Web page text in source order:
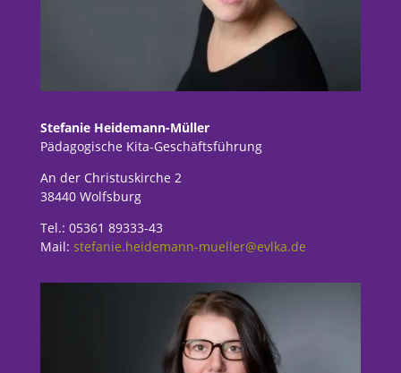
Stefanie Heidemann-Müller
Pädagogische Kita-Geschäftsführung
An der Christuskirche 2
38440 Wolfsburg
Tel.: 05361 89333-43
Mail: stefanie.heidemann-mueller@evlka.de